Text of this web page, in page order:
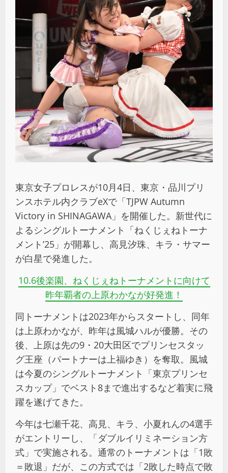
東京女子プロレスが10月4日、東京・品川プリ
ンスホテル内クラブeXで「TJPW Autumn
Victory in SHINAGAWA」を開催した。新世代に
よるシングルトーナメント「ねくじぇねトーナ
メント’25」が開幕し、高見汐珠、キラ・サマー
が白星で発進した。
10.6後楽園、ねくじぇねトーナメントに向けて
昨年覇者の上原わかなが好発進！
同トーナメントは2023年からスタートし、同年
は上原わかなが、昨年は風城ハルが優勝。その
後、上原は先の9・20大田区でプリンセスタッ
グ王座（パートナーは上福ゆき）を奪取。風城
は今夏のシングルトーナメント「東京プリンセ
スカップ」でベスト8まで進出するなど着実に飛
躍を遂げてきた。
今年は七瀬千花、高見、キラ、小夏れんの4選手
がエントリーし、「ダブルイリミネーション方
式」で実施される。通常のトーナメントは「1敗
＝敗退」だが、この方式では「2敗した時点で敗